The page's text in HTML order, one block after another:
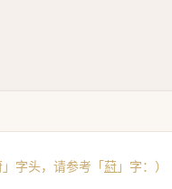
」字头，请参考「葤 」字：）